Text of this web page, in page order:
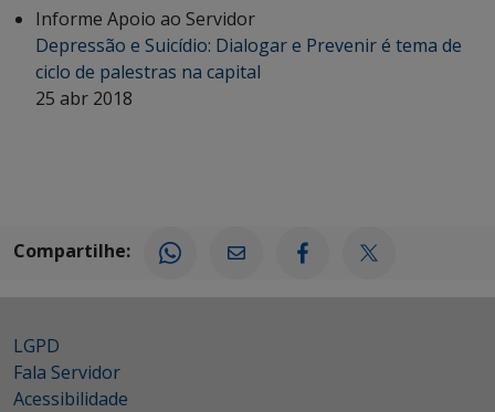
Informe Apoio ao Servidor
Depressão e Suicídio: Dialogar e Prevenir é tema de
ciclo de palestras na capital
25 abr 2018
Compartilhe:
LGPD
Fala Servidor
Acessibilidade